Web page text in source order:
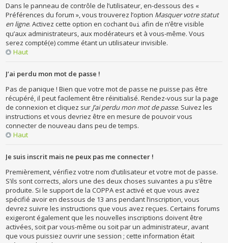
Dans le panneau de contrôle de l’utilisateur, en-dessous des «
Préférences du forum », vous trouverez l’option Masquer votre statut
en ligne. Activez cette option en cochantOui afin de n’être visible
qu’aux administrateurs, aux modérateurs et à vous-même. Vous
serez compté(e) comme étant un utilisateur invisible.
Haut
J’ai perdu mon mot de passe !
Pas de panique ! Bien que votre mot de passe ne puisse pas être
récupéré, il peut facilement être réinitialisé. Rendez-vous sur la page
de connexion et cliquez sur J’ai perdu mon mot de passe. Suivez les
instructions et vous devriez être en mesure de pouvoir vous
connecter de nouveau dans peu de temps.
Haut
Je suis inscrit mais ne peux pas me connecter !
Premièrement, vérifiez votre nom d’utilisateur et votre mot de passe.
S’ils sont corrects, alors une des deux choses suivantes a pu s’être
produite. Si le support de la COPPA est activé et que vous avez
spécifié avoir en dessous de 13 ans pendant l’inscription, vous
devrez suivre les instructions que vous avez reçues. Certains forums
exigeront également que les nouvelles inscriptions doivent être
activées, soit par vous-même ou soit par un administrateur, avant
que vous puissiez ouvrir une session ; cette information était